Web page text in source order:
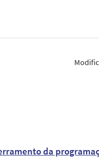
da